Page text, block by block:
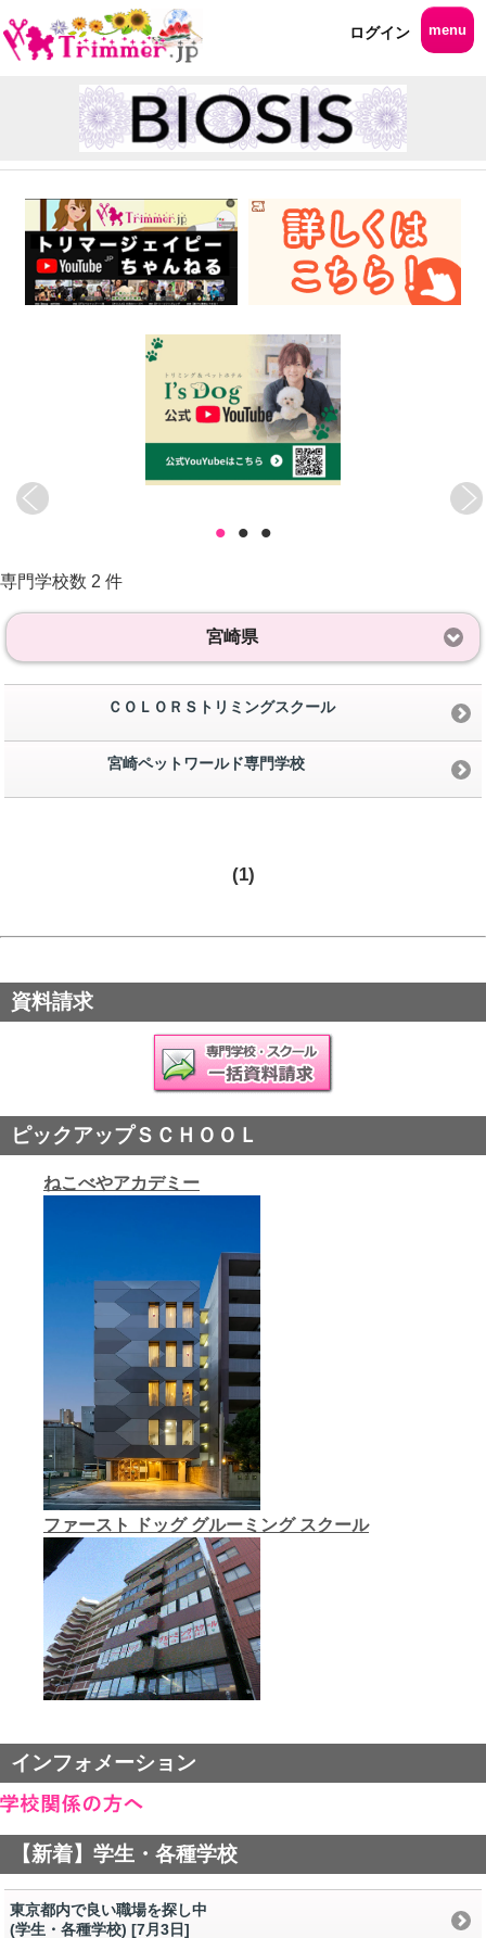
ログイン menu
• • •
専門学校数 2 件
宮崎県
ＣＯＬＯＲＳトリミングスクール
宮崎ペットワールド専門学校
(1)
資料請求
ピックアップＳＣＨＯＯＬ
ねこべやアカデミー
ファースト ドッグ グルーミング スクール
インフォメーション
【新着】学生・各種学校
東京都内で良い職場を探し中
(学生・各種学校) [7月3日]